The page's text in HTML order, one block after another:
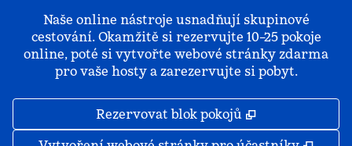
Naše online nástroje usnadňují skupinové
cestování. Okamžitě si rezervujte 10–25 pokoje
online, poté si vytvořte webové stránky zdarma
pro vaše hosty a zarezervujte si pobyt.
Rezervovat blok pokojů ,